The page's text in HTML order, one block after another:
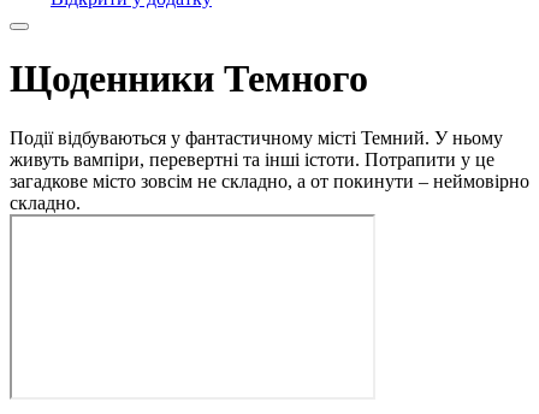
Щоденники Темного
Події відбуваються у фантастичному місті Темний. У ньому
живуть вампіри, перевертні та інші істоти. Потрапити у це
загадкове місто зовсім не складно, а от покинути – неймовірно
складно.